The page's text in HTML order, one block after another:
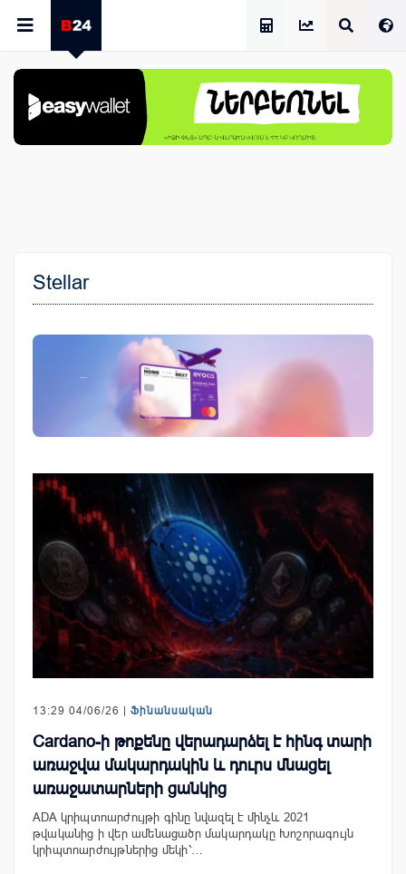
Stellar
13:29 04/06/26 | Ֆինանսական
Cardano-ի թոքենը վերադարձել է հինգ տարի
առաջվա մակարդակին և դուրս մնացել
առաջատարների ցանկից
ADA կրիպտոարժույթի գինը նվազել է մինչև 2021
թվականից ի վեր ամենացածր մակարդակը Խոշորագույն
կրիպտոարժույթներից մեկի՝…